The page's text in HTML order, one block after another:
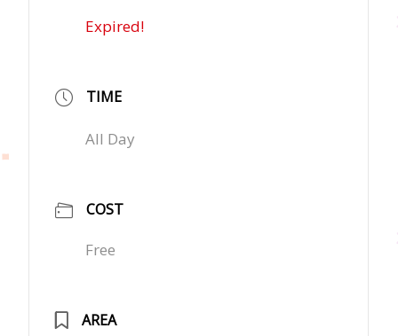
Expired!
TIME
All Day
COST
Free
AREA